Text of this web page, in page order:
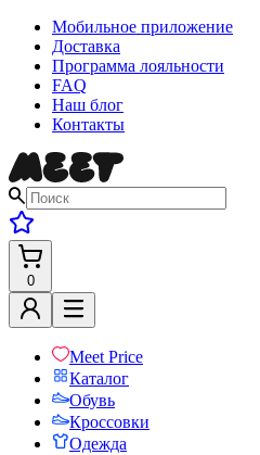
Мобильное приложение
Доставка
Программа лояльности
FAQ
Наш блог
Контакты
0
Meet Price
Каталог
Обувь
Кроссовки
Одежда